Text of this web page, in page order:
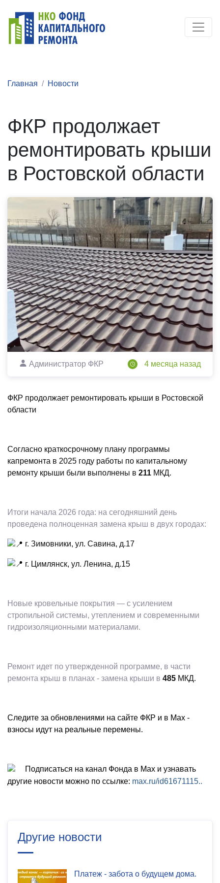
Главная Новости
ФКР продолжает
ремонтировать крыши
в Ростовской области
Администратор ФКР 4 месяца назад
ФКР продолжает ремонтировать крыши в Ростовской
области
Согласно краткосрочному плану программы
капремонта в 2025 году работы по капитальному
ремонту крыши были выполнены в 211 МКД.
Итоги начала 2026 года: на сегодняшний день
проведена полноценная замена крыш в двух городах:
г. Зимовники, ул. Савина, д.17
г. Цимлянск, ул. Ленина, д.15
Новые кровельные покрытия — с усилением
стропильной системы, утеплением и современными
гидроизоляционными материалами.
Ремонт идет по утвержденной программе, в части
ремонта крыш в планах - замена крыши в 485 МКД.
Следите за обновлениями на сайте ФКР и в Маx -
взносы идут на реальные перемены.
Подписаться на канал Фонда в Мах и узнавать
другие новости можно по ссылке: max.ru/id61671115..
Другие новости
Платеж - забота о будущем дома.